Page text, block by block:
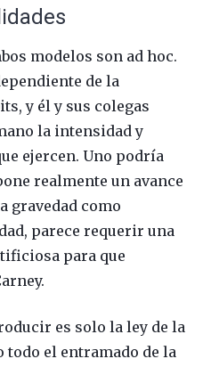
modelos son ad hoc.
de la
y él y sus colegas
la intensidad y
ejercen. Uno podría
realmente un avance
gravedad como
parece requerir una
para que
es solo la ley de la
todo el entramado de la